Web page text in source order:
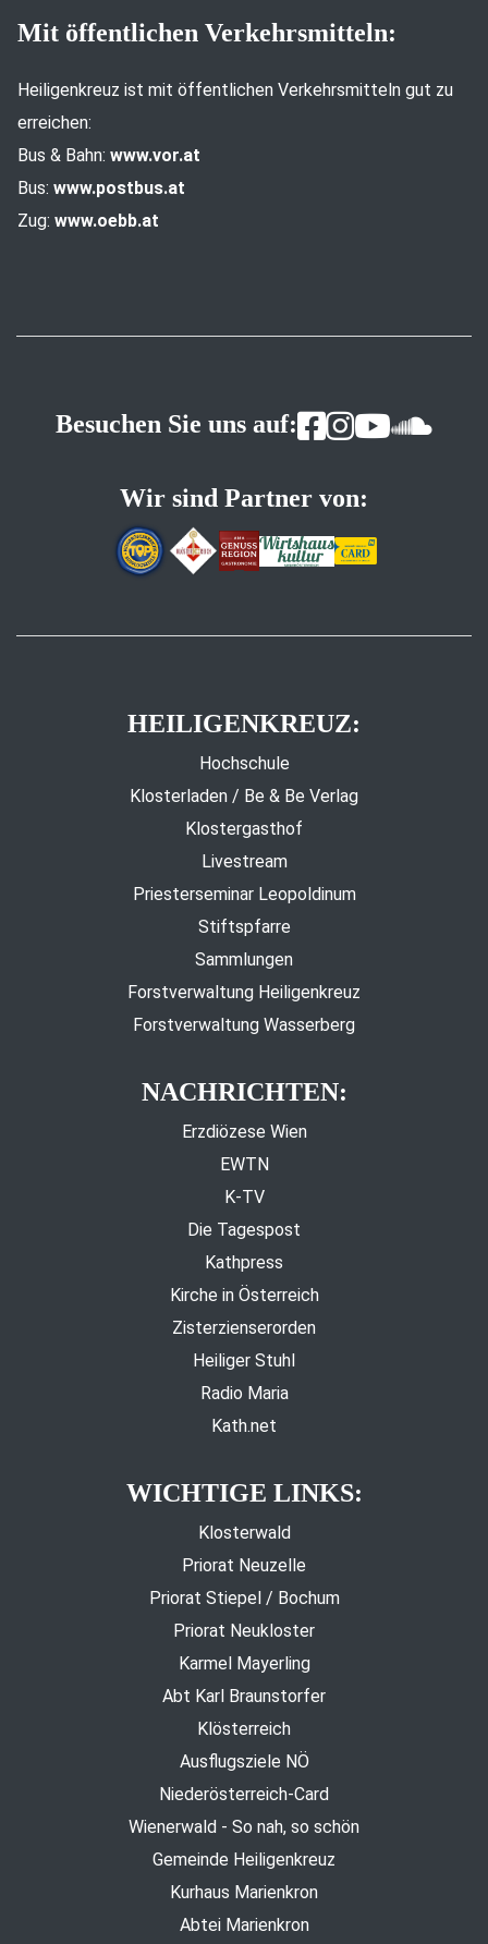
Mit öffentlichen Verkehrsmitteln:
Heiligenkreuz ist mit öffentlichen Verkehrsmitteln gut zu
erreichen:
Bus & Bahn: www.vor.at
Bus: www.postbus.at
Zug: www.oebb.at
Besuchen Sie uns auf:
Wir sind Partner von:
HEILIGENKREUZ:
Hochschule
Klosterladen / Be & Be Verlag
Klostergasthof
Livestream
Priesterseminar Leopoldinum
Stiftspfarre
Sammlungen
Forstverwaltung Heiligenkreuz
Forstverwaltung Wasserberg
NACHRICHTEN:
Erzdiözese Wien
EWTN
K-TV
Die Tagespost
Kathpress
Kirche in Österreich
Zisterzienserorden
Heiliger Stuhl
Radio Maria
Kath.net
WICHTIGE LINKS:
Klosterwald
Priorat Neuzelle
Priorat Stiepel / Bochum
Priorat Neukloster
Karmel Mayerling
Abt Karl Braunstorfer
Klösterreich
Ausflugsziele NÖ
Niederösterreich-Card
Wienerwald - So nah, so schön
Gemeinde Heiligenkreuz
Kurhaus Marienkron
Abtei Marienkron